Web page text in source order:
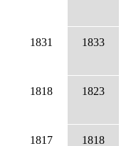
1831 1833
1818 1823
1817 1818